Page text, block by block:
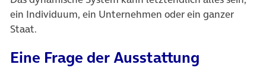
ein Individuum, ein Unternehmen oder ein ganzer
Staat.
Eine Frage der Ausstattung